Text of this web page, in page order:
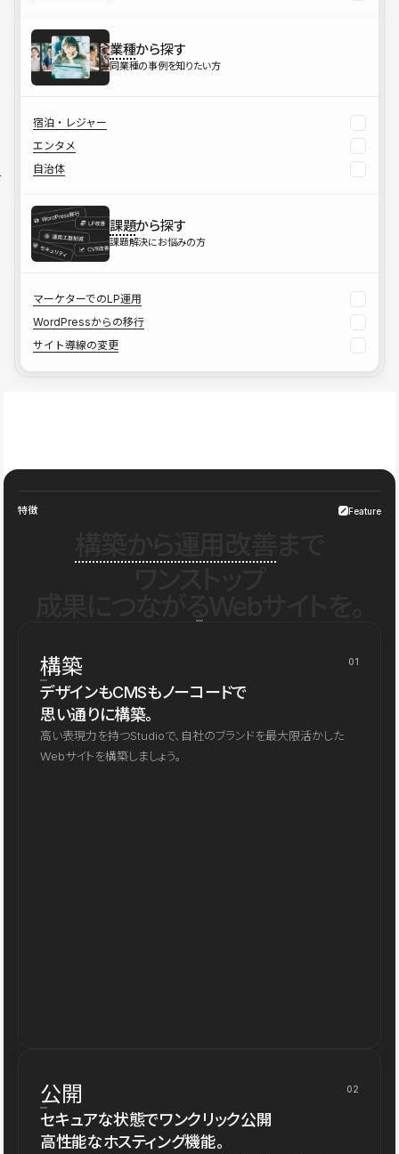
業種から探す
同業種の事例を知りたい方
宿泊・レジャー
エンタメ
自治体
課題から探す
課題解決にお悩みの方
マーケターでのLP運用
WordPressからの移行
サイト導線の変更
特徴 Feature
構築 01
デザインもCMSもノーコードで
思い通りに構築。
高い表現力を持つStudioで、自社のブランドを最大限活かした
Webサイトを構築しましょう。
公開 02
セキュアな状態でワンクリック公開
高性能なホスティング機能。